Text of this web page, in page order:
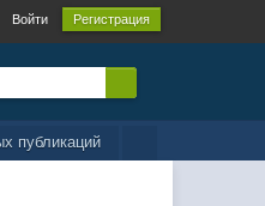
Войти Регистрация
публикаций